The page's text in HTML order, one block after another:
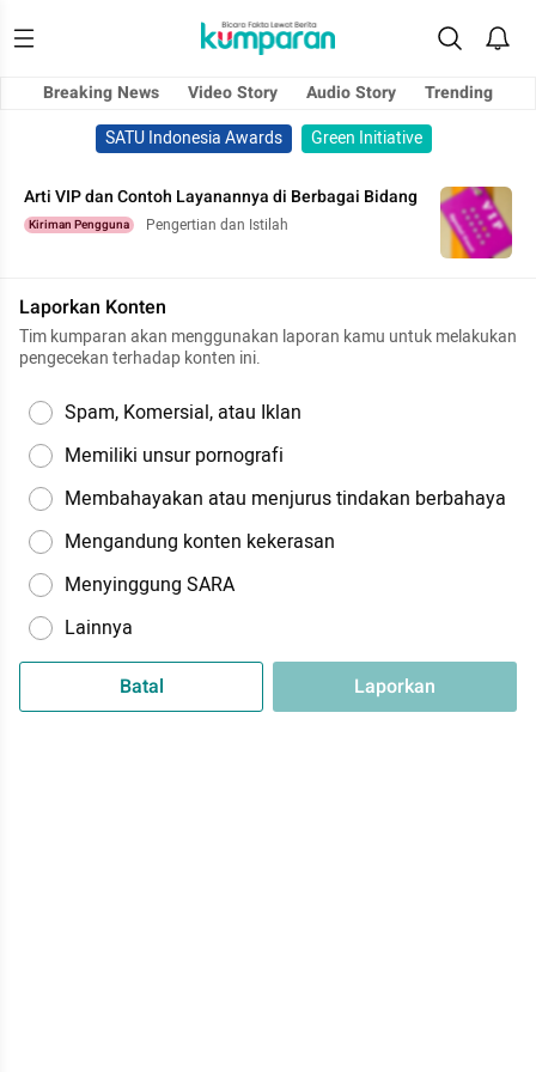
Breaking News Video Story Audio Story
Trending
SATU Indonesia Awards
Green Initiative
Arti VIP dan Contoh Layanannya di Berbagai Bidang
Kiriman Pengguna Pengertian dan Istilah
Laporkan Konten
Tim kumparan akan menggunakan laporan kamu untuk melakukan
pengecekan terhadap konten ini.
Spam, Komersial, atau Iklan
Memiliki unsur pornografi
Membahayakan atau menjurus tindakan berbahaya
Mengandung konten kekerasan
Menyinggung SARA
Lainnya
Batal Laporkan